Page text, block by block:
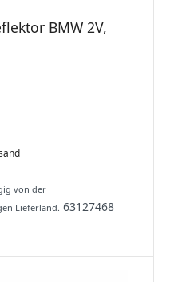
BMW 2V,
von der
Lieferland. 63127468